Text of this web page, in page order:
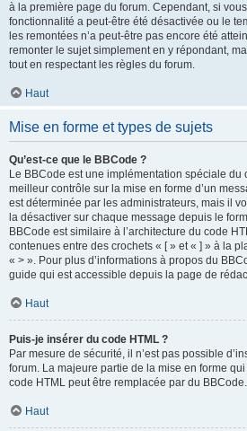
à la première page du forum. Cependant, si
fonctionnalité a peut-être été désactivée ou le
les remontées n’a peut-être pas encore été
remonter le sujet simplement en y répondant,
tout en respectant les règles du forum.
Haut
Mise en forme et types de sujets
Qu’est-ce que le BBCode ?
Le BBCode est une implémentation spéciale du
meilleur contrôle sur la mise en forme d’un
est déterminée par les administrateurs, mais il
la désactiver sur chaque message depuis le
BBCode est similaire à l’architecture du code
contenues entre des crochets « [ » et « ] » à la
« > ». Pour plus d’informations à propos du
guide qui est accessible depuis la page de
Haut
Puis-je insérer du code HTML ?
Par mesure de sécurité, il n’est pas possible
forum. La majeure partie de la mise en forme
code HTML peut être remplacée par du BBCode.
Haut